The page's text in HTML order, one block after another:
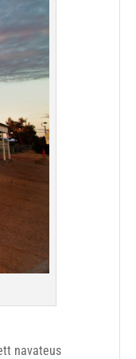
navateus